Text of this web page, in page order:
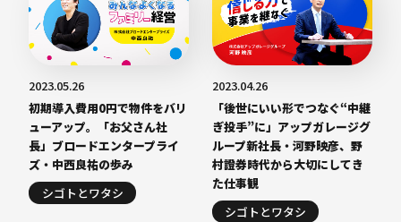
2023.05.26
初期導入費用0円で物件をバリ
ューアップ。「お父さん社
長」ブロードエンタープライ
ズ・中西良祐の歩み
シゴトとワタシ
2023.04.26
「後世にいい形でつなぐ“中継
ぎ投手”に」アップガレージグ
ループ新社長・河野映彦、野
村證券時代から大切にしてき
た仕事観
シゴトとワタシ